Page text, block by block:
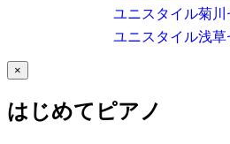
ユニスタイル菊川
ユニスタイル浅草
×
はじめてピアノ